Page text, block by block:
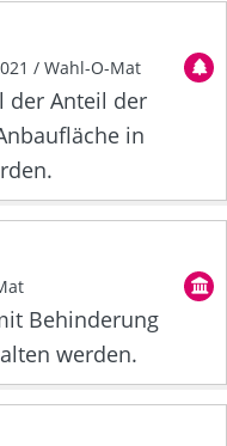
/ Wahl-O-Mat
der Anteil der
in
Behinderung
werden.